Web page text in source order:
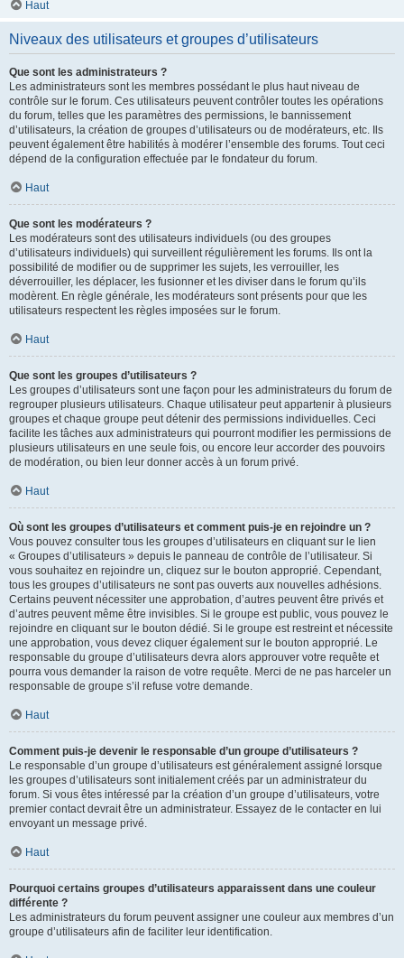
Haut
Niveaux des utilisateurs et groupes d’utilisateurs
Que sont les administrateurs ?
Les administrateurs sont les membres possédant le plus haut niveau de
contrôle sur le forum. Ces utilisateurs peuvent contrôler toutes les opérations
du forum, telles que les paramètres des permissions, le bannissement
d’utilisateurs, la création de groupes d’utilisateurs ou de modérateurs, etc. Ils
peuvent également être habilités à modérer l’ensemble des forums. Tout ceci
dépend de la configuration effectuée par le fondateur du forum.
Haut
Que sont les modérateurs ?
Les modérateurs sont des utilisateurs individuels (ou des groupes
d’utilisateurs individuels) qui surveillent régulièrement les forums. Ils ont la
possibilité de modifier ou de supprimer les sujets, les verrouiller, les
déverrouiller, les déplacer, les fusionner et les diviser dans le forum qu’ils
modèrent. En règle générale, les modérateurs sont présents pour que les
utilisateurs respectent les règles imposées sur le forum.
Haut
Que sont les groupes d’utilisateurs ?
Les groupes d’utilisateurs sont une façon pour les administrateurs du forum de
regrouper plusieurs utilisateurs. Chaque utilisateur peut appartenir à plusieurs
groupes et chaque groupe peut détenir des permissions individuelles. Ceci
facilite les tâches aux administrateurs qui pourront modifier les permissions de
plusieurs utilisateurs en une seule fois, ou encore leur accorder des pouvoirs
de modération, ou bien leur donner accès à un forum privé.
Haut
Où sont les groupes d’utilisateurs et comment puis-je en rejoindre un ?
Vous pouvez consulter tous les groupes d’utilisateurs en cliquant sur le lien
« Groupes d’utilisateurs » depuis le panneau de contrôle de l’utilisateur. Si
vous souhaitez en rejoindre un, cliquez sur le bouton approprié. Cependant,
tous les groupes d’utilisateurs ne sont pas ouverts aux nouvelles adhésions.
Certains peuvent nécessiter une approbation, d’autres peuvent être privés et
d’autres peuvent même être invisibles. Si le groupe est public, vous pouvez le
rejoindre en cliquant sur le bouton dédié. Si le groupe est restreint et nécessite
une approbation, vous devez cliquer également sur le bouton approprié. Le
responsable du groupe d’utilisateurs devra alors approuver votre requête et
pourra vous demander la raison de votre requête. Merci de ne pas harceler un
responsable de groupe s’il refuse votre demande.
Haut
Comment puis-je devenir le responsable d’un groupe d’utilisateurs ?
Le responsable d’un groupe d’utilisateurs est généralement assigné lorsque
les groupes d’utilisateurs sont initialement créés par un administrateur du
forum. Si vous êtes intéressé par la création d’un groupe d’utilisateurs, votre
premier contact devrait être un administrateur. Essayez de le contacter en lui
envoyant un message privé.
Haut
Pourquoi certains groupes d’utilisateurs apparaissent dans une couleur
différente ?
Les administrateurs du forum peuvent assigner une couleur aux membres d’un
groupe d’utilisateurs afin de faciliter leur identification.